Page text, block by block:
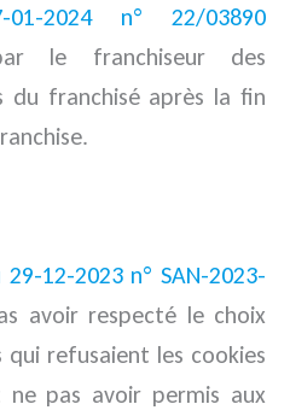
2024 n° 22/03890
le franchiseur des
du franchisé après la fin
29-12-2023 n° SAN-2023-
avoir respecté le choix
qui refusaient les cookies
pas avoir permis aux